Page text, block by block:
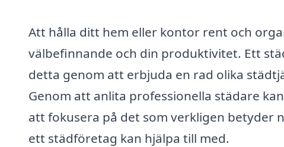
Att hålla ditt hem eller kontor rent och
välbefinnande och din produktivitet. Ett
detta genom att erbjuda en rad olika
Genom att anlita professionella städare
att fokusera på det som verkligen betyder
ett städföretag kan hjälpa till med.